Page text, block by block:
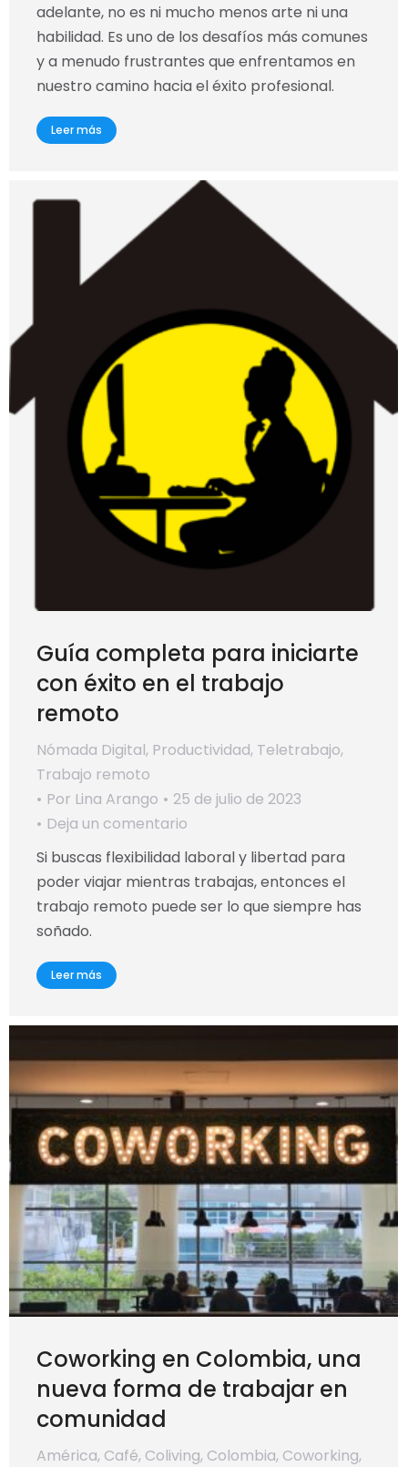
adelante, no es ni mucho menos arte ni una
habilidad. Es uno de los desafíos más comunes
y a menudo frustrantes que enfrentamos en
nuestro camino hacia el éxito profesional.
Leer más
Guía completa para iniciarte
con éxito en el trabajo
remoto
Nómada Digital, Productividad, Teletrabajo,
Trabajo remoto
Por Lina Arango
25 de julio de 2023
Deja un comentario
Si buscas flexibilidad laboral y libertad para
poder viajar mientras trabajas, entonces el
trabajo remoto puede ser lo que siempre has
soñado.
Leer más
Coworking en Colombia, una
nueva forma de trabajar en
comunidad
América, Café, Coliving, Colombia, Coworking,